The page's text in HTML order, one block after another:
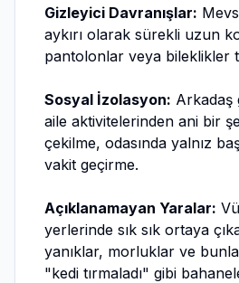
Gizleyici Davranışlar:
aykırı olarak sürekli uzun
pantolonlar veya bileklikler
Sosyal İzolasyon: Arkadaş
aile aktivitelerinden ani bir
çekilme, odasında yalnız
vakit geçirme.
Açıklanamayan Yaralar:
yerlerinde sık sık ortaya
yanıklar, morluklar ve
"kedi tırmaladı" gibi